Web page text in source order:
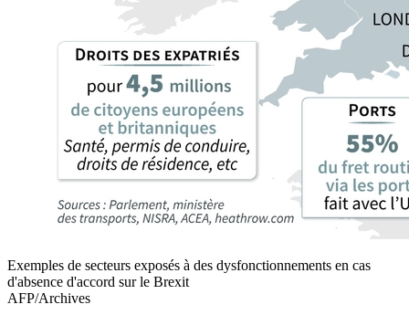
Exemples de secteurs exposés à des dysfonctionnements en cas
d'absence d'accord sur le Brexit
AFP/Archives